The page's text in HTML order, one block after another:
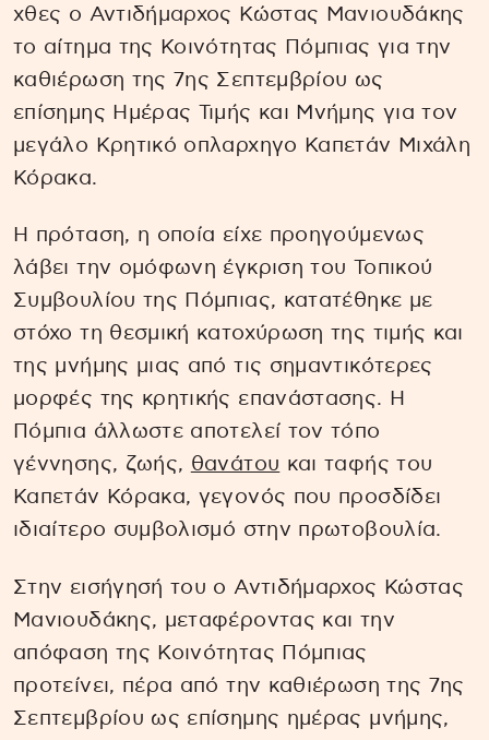
χθες ο Αντιδήμαρχος Κώστας Μανιουδάκης
το αίτημα της Κοινότητας Πόμπιας για την
καθιέρωση της 7ης Σεπτεμβρίου ως
επίσημης Ημέρας Τιμής και Μνήμης για τον
μεγάλο Κρητικό οπλαρχηγο Καπετάν Μιχάλη
Κόρακα.
Η πρόταση, η οποία είχε προηγούμενως
λάβει την ομόφωνη έγκριση του Τοπικού
Συμβουλίου της Πόμπιας, κατατέθηκε με
στόχο τη θεσμική κατοχύρωση της τιμής και
της μνήμης μιας από τις σημαντικότερες
μορφές της κρητικής επανάστασης. Η
Πόμπια άλλωστε αποτελεί τον τόπο
γέννησης, ζωής, θανάτου και ταφής του
Καπετάν Κόρακα, γεγονός που προσδίδει
ιδιαίτερο συμβολισμό στην πρωτοβουλία.
Στην εισήγησή του ο Αντιδήμαρχος Κώστας
Μανιουδάκης, μεταφέροντας και την
απόφαση της Κοινότητας Πόμπιας
προτείνει, πέρα από την καθιέρωση της 7ης
Σεπτεμβρίου ως επίσημης ημέρας μνήμης,